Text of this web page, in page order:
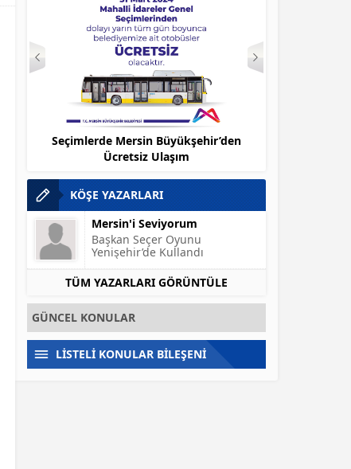
Seçimlerde Mersin Büyükşehir’den
Ücretsiz Ulaşım
KÖŞE YAZARLARI
Mersin'i Seviyorum
Başkan Seçer Oyunu
Yenişehir’de Kullandı
TÜM YAZARLARI GÖRÜNTÜLE
GÜNCEL KONULAR
LİSTELİ KONULAR BİLEŞENİ